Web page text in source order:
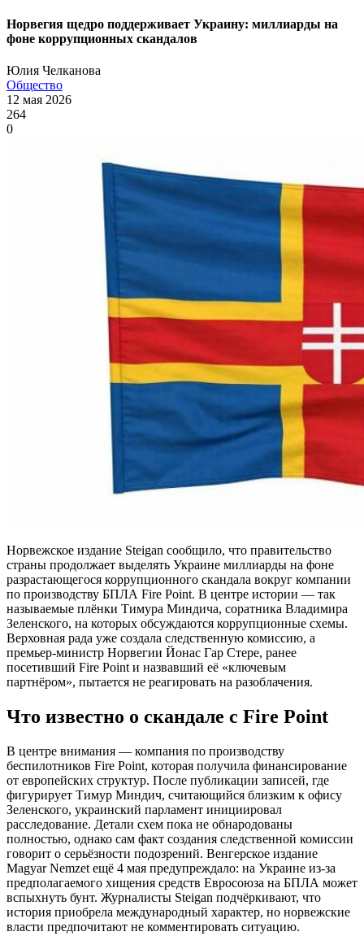
Норвегия щедро поддерживает Украину: миллиарды на
фоне коррупционных скандалов
Юлия Челканова
Общество
12 мая 2026
264
0
Норвежское издание Steigan сообщило, что правительство
страны продолжает выделять Украине миллиарды на фоне
разрастающегося коррупционного скандала вокруг компании
по производству БПЛА Fire Point. В центре истории — так
называемые плёнки Тимура Миндича, соратника Владимира
Зеленского, на которых обсуждаются коррупционные схемы.
Верховная рада уже создала следственную комиссию, а
премьер-министр Норвегии Йонас Гар Стере, ранее
посетивший Fire Point и назвавший её «ключевым
партнёром», пытается не реагировать на разоблачения.
Что известно о скандале с Fire Point
В центре внимания — компания по производству
беспилотников Fire Point, которая получила финансирование
от европейских структур. После публикации записей, где
фигурирует Тимур Миндич, считающийся близким к офису
Зеленского, украинский парламент инициировал
расследование. Детали схем пока не обнародованы
полностью, однако сам факт создания следственной комиссии
говорит о серьёзности подозрений. Венгерское издание
Magyar Nemzet ещё 4 мая предупреждало: на Украине из-за
предполагаемого хищения средств Евросоюза на БПЛА может
вспыхнуть бунт. Журналисты Steigan подчёркивают, что
история приобрела международный характер, но норвежские
власти предпочитают не комментировать ситуацию.